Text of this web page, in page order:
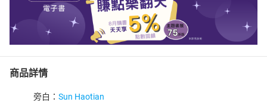
商品詳情
旁白： Sun Haotian